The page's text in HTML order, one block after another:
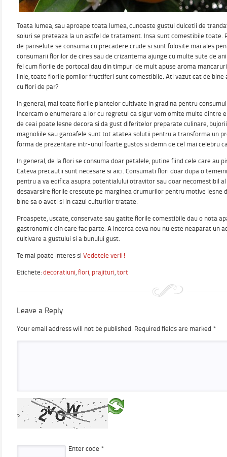
Toata lumea, sau aproape toata lumea, cunoaste gustul dulcetii de
soiuri se preteaza la un astfel de tratament. Insa sunt comestibile toate.
de panselute se consuma cu precadere crude si sunt folosite mai ales
consumarii florilor de cires sau de crizantema ajunge cu multe sute de
fel cum florile de portocal dau din timpuri de mult apuse aroma
linie, toate florile pomilor fructiferi sunt comestibile. Ati vazut cat de
cu flori de par?
In general, mai toate florile plantelor cultivate in gradina pentru
Incercam o enumerare a lor cu regretul ca sigur vom omite multe dintre
de ceai poate lesne decora si da gust diferitelor preparate culinare,
magnoliile sau garoafele sunt tot atatea solutii pentru a transforma un
forma de prezentare intr-unul foarte gustos si demn de cel mai celebru
In general, de la flori se consuma doar petalele, putine fiind cele care au
Cateva precautii sunt necesare si aici. Consumati flori doar dupa o
pentru a va edifica asupra potentialului otravitor sau doar necomestibil
desavarsire florile crescute pe marginea drumurilor pentru motive lesne
bine sa o aveti si in cazul culturilor tratate.
Proaspete, uscate, conservate sau gatite florile comestibile dau o nota
gastronomic din care fac parte. A incerca ceva nou nu este neaparat un
cultivare a gustului si a bunului gust.
Te mai poate interes si Vedetele verii!
Etichete: decoratiuni flori prajituri tort
Leave a Reply
Your email address will not be published. Required fields are marked *
Enter code *